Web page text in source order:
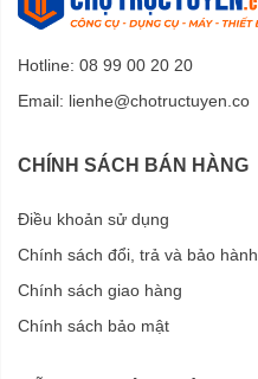
Hotline: 08 99 00 20 20
Email: lienhe@chotructuyen.co
CHÍNH SÁCH BÁN HÀNG
Điều khoản sử dụng
Chính sách đổi, trả và bảo hành
Chính sách giao hàng
Chính sách bảo mật